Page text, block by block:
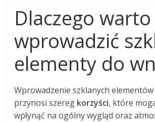
Dlaczego warto
wprowadzić
elementy do
Wprowadzenie szklanych
przynosi szereg korzyści, które
wpłynąć na ogólny wygląd oraz